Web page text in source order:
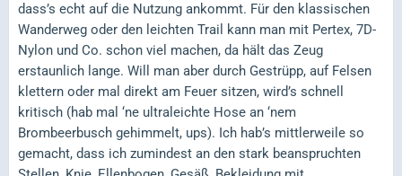
dass’s echt auf die Nutzung ankommt. Für den klassischen
Wanderweg oder den leichten Trail kann man mit Pertex, 7D-
Nylon und Co. schon viel machen, da hält das Zeug
erstaunlich lange. Will man aber durch Gestrüpp, auf Felsen
klettern oder mal direkt am Feuer sitzen, wird’s schnell
kritisch (hab mal ‘ne ultraleichte Hose an ‘nem
Brombeerbusch gehimmelt, ups). Ich hab’s mittlerweile so
gemacht, dass ich zumindest an den stark beanspruchten